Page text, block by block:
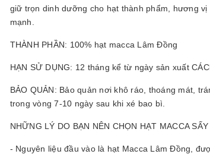
giữ trọn dinh dưỡng cho hạt thành phẩm, hương
mạnh.
THÀNH PHẦN: 100% hạt macca Lâm Đồng
HẠN SỬ DỤNG: 12 tháng kể từ ngày sản xuất
BẢO QUẢN: Bảo quản nơi khô ráo, thoáng mát,
trong vòng 7-10 ngày sau khi xé bao bì.
NHỮNG LÝ DO BẠN NÊN CHỌN HẠT MACCA
- Nguyên liệu đầu vào là hạt Macca Lâm Đồng,